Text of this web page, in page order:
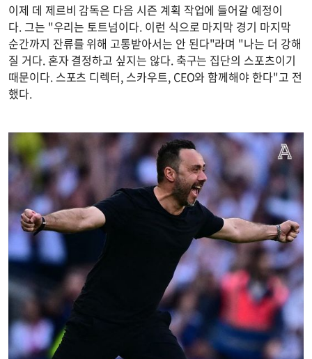
이제 데 제르비 감독은 다음 시즌 계획 작업에 들어갈 예정이
다. 그는 "우리는 토트넘이다. 이런 식으로 마지막 경기 마지막
순간까지 잔류를 위해 고통받아서는 안 된다"라며 "나는 더 강해
질 거다. 혼자 결정하고 싶지는 않다. 축구는 집단의 스포츠이기
때문이다. 스포츠 디렉터, 스카우트, CEO와 함께해야 한다"고 전
했다.